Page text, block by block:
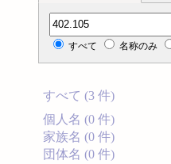
分類記号検索
すべて 名称のみ
すべて (3 件)
個人名 (0 件)
家族名 (0 件)
団体名 (0 件)